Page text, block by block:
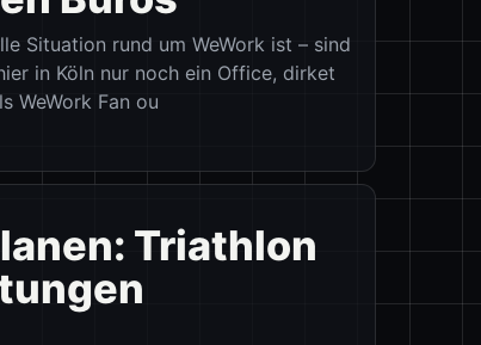
Situation rund um WeWork ist – sind
in Köln nur noch ein Office, dirket
WeWork Fan ou
Triathlon